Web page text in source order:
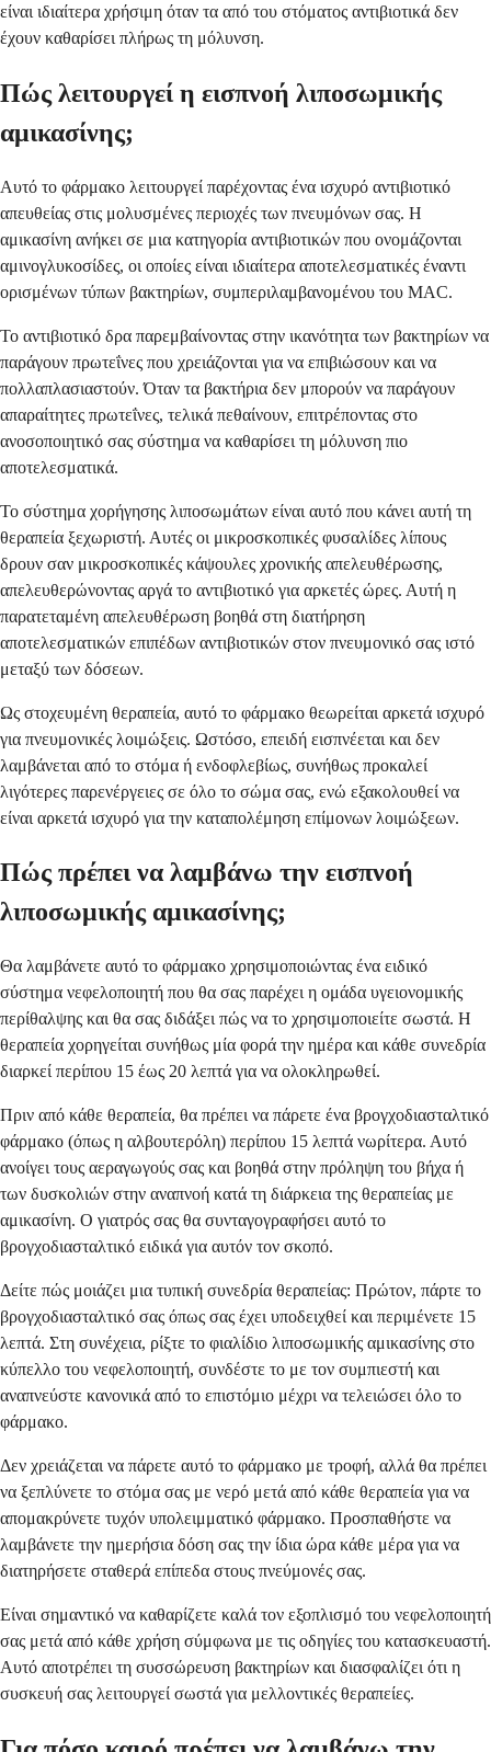
είναι ιδιαίτερα χρήσιμη όταν τα από του στόματος αντιβιοτικά δεν
έχουν καθαρίσει πλήρως τη μόλυνση.
Πώς λειτουργεί η εισπνοή λιποσωμικής
αμικασίνης;
Αυτό το φάρμακο λειτουργεί παρέχοντας ένα ισχυρό αντιβιοτικό
απευθείας στις μολυσμένες περιοχές των πνευμόνων σας. Η
αμικασίνη ανήκει σε μια κατηγορία αντιβιοτικών που ονομάζονται
αμινογλυκοσίδες, οι οποίες είναι ιδιαίτερα αποτελεσματικές έναντι
ορισμένων τύπων βακτηρίων, συμπεριλαμβανομένου του MAC.
Το αντιβιοτικό δρα παρεμβαίνοντας στην ικανότητα των βακτηρίων να
παράγουν πρωτεΐνες που χρειάζονται για να επιβιώσουν και να
πολλαπλασιαστούν. Όταν τα βακτήρια δεν μπορούν να παράγουν
απαραίτητες πρωτεΐνες, τελικά πεθαίνουν, επιτρέποντας στο
ανοσοποιητικό σας σύστημα να καθαρίσει τη μόλυνση πιο
αποτελεσματικά.
Το σύστημα χορήγησης λιποσωμάτων είναι αυτό που κάνει αυτή τη
θεραπεία ξεχωριστή. Αυτές οι μικροσκοπικές φυσαλίδες λίπους
δρουν σαν μικροσκοπικές κάψουλες χρονικής απελευθέρωσης,
απελευθερώνοντας αργά το αντιβιοτικό για αρκετές ώρες. Αυτή η
παρατεταμένη απελευθέρωση βοηθά στη διατήρηση
αποτελεσματικών επιπέδων αντιβιοτικών στον πνευμονικό σας ιστό
μεταξύ των δόσεων.
Ως στοχευμένη θεραπεία, αυτό το φάρμακο θεωρείται αρκετά ισχυρό
για πνευμονικές λοιμώξεις. Ωστόσο, επειδή εισπνέεται και δεν
λαμβάνεται από το στόμα ή ενδοφλεβίως, συνήθως προκαλεί
λιγότερες παρενέργειες σε όλο το σώμα σας, ενώ εξακολουθεί να
είναι αρκετά ισχυρό για την καταπολέμηση επίμονων λοιμώξεων.
Πώς πρέπει να λαμβάνω την εισπνοή
λιποσωμικής αμικασίνης;
Θα λαμβάνετε αυτό το φάρμακο χρησιμοποιώντας ένα ειδικό
σύστημα νεφελοποιητή που θα σας παρέχει η ομάδα υγειονομικής
περίθαλψης και θα σας διδάξει πώς να το χρησιμοποιείτε σωστά. Η
θεραπεία χορηγείται συνήθως μία φορά την ημέρα και κάθε συνεδρία
διαρκεί περίπου 15 έως 20 λεπτά για να ολοκληρωθεί.
Πριν από κάθε θεραπεία, θα πρέπει να πάρετε ένα βρογχοδιασταλτικό
φάρμακο (όπως η αλβουτερόλη) περίπου 15 λεπτά νωρίτερα. Αυτό
ανοίγει τους αεραγωγούς σας και βοηθά στην πρόληψη του βήχα ή
των δυσκολιών στην αναπνοή κατά τη διάρκεια της θεραπείας με
αμικασίνη. Ο γιατρός σας θα συνταγογραφήσει αυτό το
βρογχοδιασταλτικό ειδικά για αυτόν τον σκοπό.
Δείτε πώς μοιάζει μια τυπική συνεδρία θεραπείας: Πρώτον, πάρτε το
βρογχοδιασταλτικό σας όπως σας έχει υποδειχθεί και περιμένετε 15
λεπτά. Στη συνέχεια, ρίξτε το φιαλίδιο λιποσωμικής αμικασίνης στο
κύπελλο του νεφελοποιητή, συνδέστε το με τον συμπιεστή και
αναπνεύστε κανονικά από το επιστόμιο μέχρι να τελειώσει όλο το
φάρμακο.
Δεν χρειάζεται να πάρετε αυτό το φάρμακο με τροφή, αλλά θα πρέπει
να ξεπλύνετε το στόμα σας με νερό μετά από κάθε θεραπεία για να
απομακρύνετε τυχόν υπολειμματικό φάρμακο. Προσπαθήστε να
λαμβάνετε την ημερήσια δόση σας την ίδια ώρα κάθε μέρα για να
διατηρήσετε σταθερά επίπεδα στους πνεύμονές σας.
Είναι σημαντικό να καθαρίζετε καλά τον εξοπλισμό του νεφελοποιητή
σας μετά από κάθε χρήση σύμφωνα με τις οδηγίες του κατασκευαστή.
Αυτό αποτρέπει τη συσσώρευση βακτηρίων και διασφαλίζει ότι η
συσκευή σας λειτουργεί σωστά για μελλοντικές θεραπείες.